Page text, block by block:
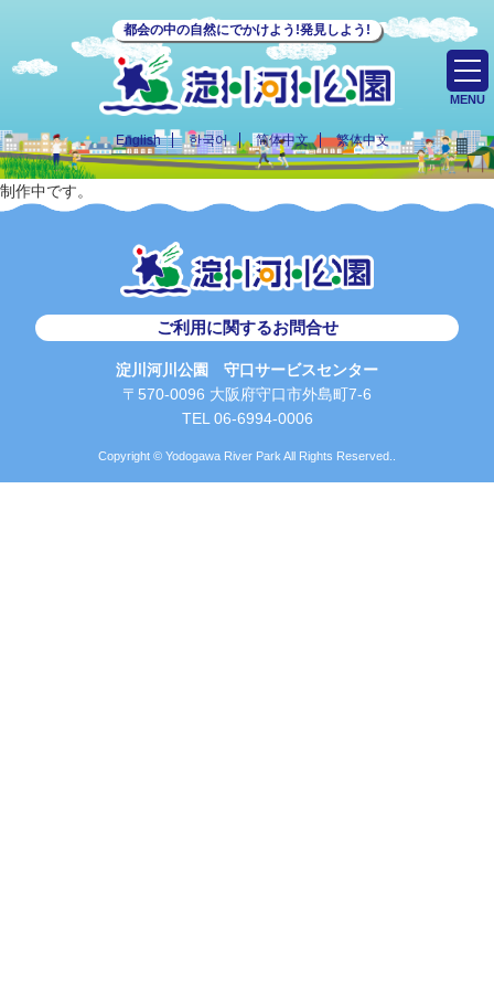
都会の中の自然にでかけよう!発見しよう!
English 한국어 简体中文 繁体中文
MENU
制作中です。
ご利用に関するお問合せ
淀川河川公園 守口サービスセンター
〒570-0096 大阪府守口市外島町7-6
TEL 06-6994-0006
Copyright © Yodogawa River Park All Rights Reserved..